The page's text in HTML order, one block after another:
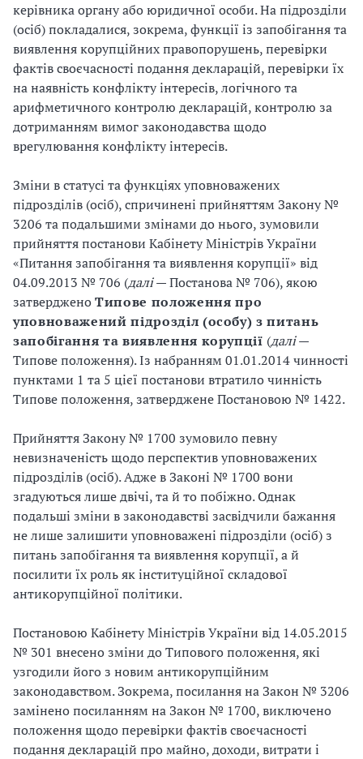
керівника органу або юридичної особи. На підрозділи
(осіб) покладалися, зокрема, функції із запобігання та
виявлення корупційних правопорушень, перевірки
фактів своєчасності подання декларацій, перевірки їх
на наявність конфлікту інтересів, логічного та
арифметичного контролю декларацій, контролю за
дотриманням вимог законодавства щодо
врегулювання конфлікту інтересів.
Зміни в статусі та функціях уповноважених
підрозділів (осіб), спричинені прийняттям Закону №
3206 та подальшими змінами до нього, зумовили
прийняття постанови Кабінету Міністрів України
«Питання запобігання та виявлення корупції» від
04.09.2013 № 706 (далі— Постанова № 706), якою
затвердженоТипове положення про
уповноважений підрозділ (особу) з питань
запобігання та виявлення корупції (далі—
Типове положення). Із набранням 01.01.2014 чинності
пунктами 1 та 5 цієї постанови втратило чинність
Типове положення, затверджене Постановою № 1422.
Прийняття Закону № 1700 зумовило певну
невизначеність щодо перспектив уповноважених
підрозділів (осіб). Адже в Законі № 1700 вони
згадуються лише двічі, та й то побіжно. Однак
подальші зміни в законодавстві засвідчили бажання
не лише залишити уповноважені підрозділи (осіб) з
питань запобігання та виявлення корупції, а й
посилити їх роль як інституційної складової
антикорупційної політики.
Постановою Кабінету Міністрів України від 14.05.2015
№ 301 внесено зміни до Типового положення, які
узгодили його з новим антикорупційним
законодавством. Зокрема, посилання на Закон № 3206
замінено посиланням на Закон № 1700, виключено
положення щодо перевірки фактів своєчасності
подання декларацій про майно, доходи, витрати і